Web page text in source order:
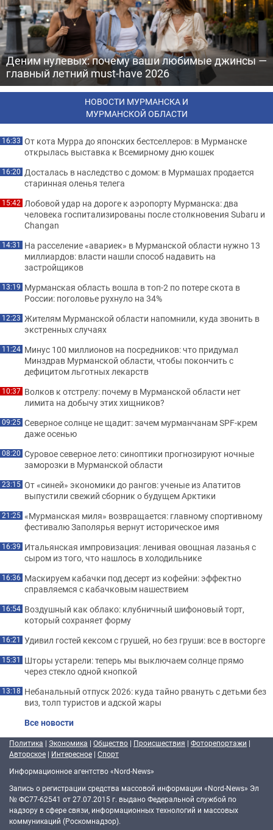
Деним нулевых: почему ваши любимые джинсы —
главный летний must-have 2026
НОВОСТИ МУРМАНСКА И
МУРМАНСКОЙ ОБЛАСТИ
16:33 От кота Мурра до японских бестселлеров: в Мурманске
открылась выставка к Всемирному дню кошек
16:20 Досталась в наследство с домом: в Мурмашах продается
старинная оленья телега
15:42 Лобовой удар на дороге к аэропорту Мурманска: два
человека госпитализированы после столкновения Subaru и
Changan
14:31 На расселение «авариек» в Мурманской области нужно 13
миллиардов: власти нашли способ надавить на
застройщиков
13:19 Мурманская область вошла в топ-2 по потере скота в
России: поголовье рухнуло на 34%
12:23 Жителям Мурманской области напомнили, куда звонить в
экстренных случаях
11:24 Минус 100 миллионов на посредников: что придумал
Минздрав Мурманской области, чтобы покончить с
дефицитом льготных лекарств
10:37 Волков к отстрелу: почему в Мурманской области нет
лимита на добычу этих хищников?
09:25 Северное солнце не щадит: зачем мурманчанам SPF-крем
даже осенью
08:20 Суровое северное лето: синоптики прогнозируют ночные
заморозки в Мурманской области
23:15 От «синей» экономики до рангов: ученые из Апатитов
выпустили свежий сборник о будущем Арктики
21:25 «Мурманская миля» возвращается: главному спортивному
фестивалю Заполярья вернут историческое имя
16:39 Итальянская импровизация: ленивая овощная лазанья с
сыром из того, что нашлось в холодильнике
16:36 Маскируем кабачки под десерт из кофейни: эффектно
справляемся с кабачковым нашествием
16:54 Воздушный как облако: клубничный шифоновый торт,
который сохраняет форму
16:21 Удивил гостей кексом с грушей, но без груши: все в восторге
15:31 Шторы устарели: теперь мы выключаем солнце прямо
через стекло одной кнопкой
13:18 Небанальный отпуск 2026: куда тайно рвануть с детьми без
виз, толп туристов и адской жары
Все новости
Политика | Экономика | Общество | Происшествия | Фоторепортажи |
Авторское | Интересное | Спорт
Информационное агентство «Nord-News»
Запись о регистрации средства массовой информации «Nord-News» Эл
№ ФС77-62541 от 27.07.2015 г. выдано Федеральной службой по
надзору в сфере связи, информационных технологий и массовых
коммуникаций (Роскомнадзор).